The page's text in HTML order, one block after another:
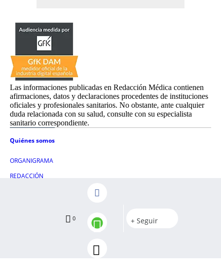
Las informaciones publicadas en Redacción Médica contienen
afirmaciones, datos y declaraciones procedentes de instituciones
oficiales y profesionales sanitarios. No obstante, ante cualquier
duda relacionada con su salud, consulte con su especialista
sanitario correspondiente.
Quiénes somos
ORGANIGRAMA
REDACCIÓN